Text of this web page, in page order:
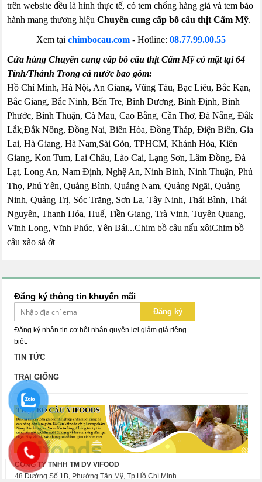
trên website đều là hình thực tế, có tem chống hàng giả và tem bảo
hành mang thương hiệuChuyên cung cấp bồ câu thịt Cẩm Mỹ.
Xem tại chimbocau.com - Hotline: 08.77.99.00.55
Cửa hàng Chuyên cung cấp bồ câu thịt Cẩm Mỹ có mặt tại 64
Tỉnh/Thành Trong cả nước bao gồm:
Hồ Chí Minh, Hà Nội, An Giang, Vũng Tàu, Bạc Liêu, Bắc Kạn,
Bắc Giang, Bắc Ninh, Bến Tre, Bình Dương, Bình Định, Bình
Phước, Bình Thuận, Cà Mau, Cao Bằng, Cần Thơ, Đà Nẵng, Đắk
Lắk,Đắk Nông, Đồng Nai, Biên Hòa, Đồng Tháp, Điện Biên, Gia
Lai, Hà Giang, Hà Nam,Sài Gòn, TPHCM, Khánh Hòa, Kiên
Giang, Kon Tum, Lai Châu, Lào Cai, Lạng Sơn, Lâm Đồng, Đà
Lạt, Long An, Nam Định, Nghệ An, Ninh Bình, Ninh Thuận, Phú
Thọ, Phú Yên, Quảng Bình, Quảng Nam, Quảng Ngãi, Quảng
Ninh, Quảng Trị, Sóc Trăng, Sơn La, Tây Ninh, Thái Bình, Thái
Nguyên, Thanh Hóa, Huế, Tiền Giang, Trà Vinh, Tuyên Quang,
Vĩnh Long, Vĩnh Phúc, Yên Bái...Chim bồ câu nấu xôiChim bồ
câu xào sả ớt
Đăng ký thông tin khuyến mãi
Đăng ký
Đăng ký nhận tin cơ hội nhận quyền lợi giảm giá riêng
biệt.
TIN TỨC
TRẠI GIỐNG
CÔNG TY TNHH TM DV VIFOOD
48 Đường Số 1B, Phường Tân Mỹ, Tp Hồ Chí Minh